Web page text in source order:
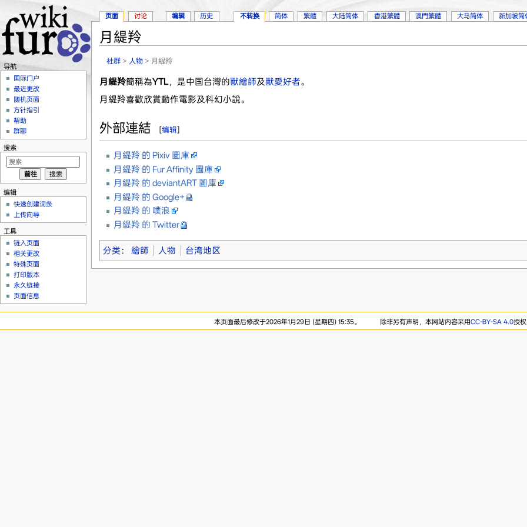
月緹羚
社群 > 人物 > 月緹羚
月緹羚簡稱為YTL，是中国台灣的獸繪師及獸愛好者。
月緹羚喜歡欣賞動作電影及科幻小說。
外部連結 [编辑]
月緹羚 的 Pixiv 圖庫
月緹羚 的 Fur Affinity 圖庫
月緹羚 的 deviantART 圖庫
月緹羚 的 Google+
月緹羚 的 噗浪
月緹羚 的 Twitter
分类 ： 繪師 人物 台湾地区
页面 讨论 编辑 历史 不转换 简体 繁體 大陆简体 香港繁體 澳門繁體 大马简体 新加坡简
导航
国际门户
最近更改
随机页面
方针指引
帮助
群聊
搜索
编辑
快速创建词条
上传向导
工具
链入页面
相关更改
特殊页面
打印版本
永久链接
页面信息
本页面最后修改于2026年1月29日 (星期四) 15:35。 除非另有声明，本网站内容采用CC-BY-SA 4.0授权